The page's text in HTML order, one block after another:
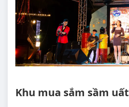
Khu mua sắm sầm uất